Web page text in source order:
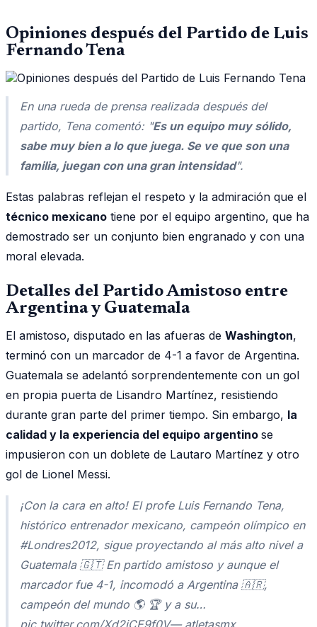
Opiniones después del Partido de Luis
Fernando Tena
En una rueda de prensa realizada después del
partido, Tena comentó: "Es un equipo muy sólido,
sabe muy bien a lo que juega. Se ve que son una
familia, juegan con una gran intensidad".
Estas palabras reflejan el respeto y la admiración que el
técnico mexicano tiene por el equipo argentino, que ha
demostrado ser un conjunto bien engranado y con una
moral elevada.
Detalles del Partido Amistoso entre
Argentina y Guatemala
El amistoso, disputado en las afueras de Washington,
terminó con un marcador de 4-1 a favor de Argentina.
Guatemala se adelantó sorprendentemente con un gol
en propia puerta de Lisandro Martínez, resistiendo
durante gran parte del primer tiempo. Sin embargo, la
calidad y la experiencia del equipo argentino se
impusieron con un doblete de Lautaro Martínez y otro
gol de Lionel Messi.
¡Con la cara en alto! El profe Luis Fernando Tena,
histórico entrenador mexicano, campeón olímpico en
#Londres2012, sigue proyectando al más alto nivel a
Guatemala 🇬🇹 En partido amistoso y aunque el
marcador fue 4-1, incomodó a Argentina 🇦🇷,
campeón del mundo 🌎 🏆 y a su…
pic.twitter.com/Xd2iCE9f0V— atletasmx